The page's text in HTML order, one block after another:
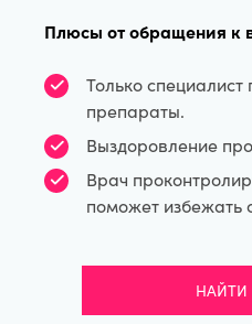
Плюсы от обращения к
Только
препараты.
Выздоровление
Врач
поможет избежать
НАЙТИ